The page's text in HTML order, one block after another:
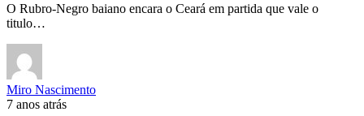
O Rubro-Negro baiano encara o Ceará em partida que vale o
titulo…
Miro Nascimento
7 anos atrás